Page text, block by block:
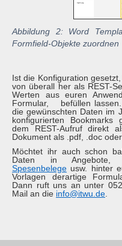
Abbildung 2: Word
Formfield-Objekte zuordnen
Ist die Konfiguration
von überall her als REST-
Werten aus euren
Formular, befüllen lassen.
die gewünschten Daten im
konfigurierten Bookmarks
dem REST-Aufruf direkt
Dokument als .pdf, .doc
Möchtet ihr auch schon
Daten in Angebote,
Spesenbelege usw. hinter
Vorlagen derartige
Dann ruft uns an unter
Mail an die info@itwu.de